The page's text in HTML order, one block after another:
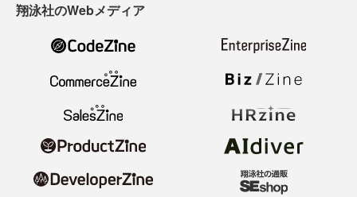
翔泳社のWebメディア